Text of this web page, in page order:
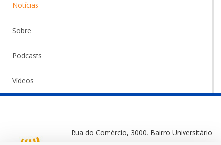
Notícias
Sobre
Podcasts
Vídeos
Rua do Comércio, 3000, Bairro Universitário